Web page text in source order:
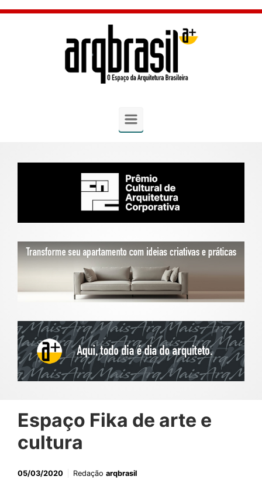
Skip to main content
Espaço Fika de arte e
cultura
05/03/2020 Redação arqbrasil